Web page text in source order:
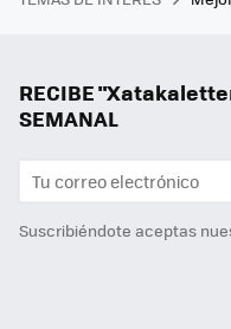
RECIBE
SEMANAL
Suscribiéndote aceptas